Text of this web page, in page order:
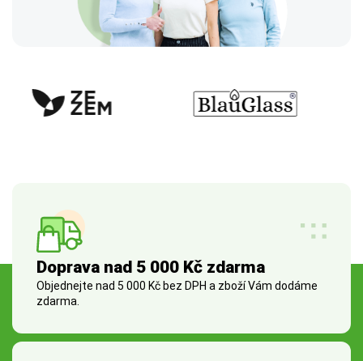
Doprava nad 5 000 Kč zdarma
Objednejte nad 5 000 Kč bez DPH a zboží Vám dodáme
zdarma.